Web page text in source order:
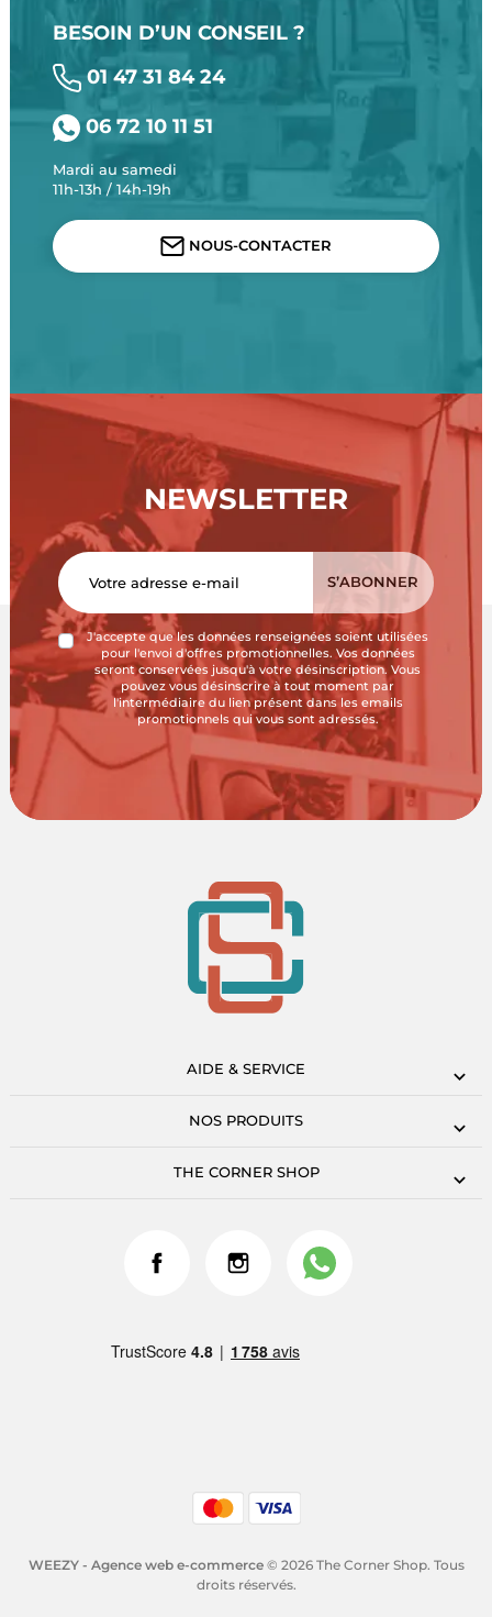
BESOIN D’UN CONSEIL ?
01 47 31 84 24
06 72 10 11 51
Mardi au samedi
11h-13h / 14h-19h
NOUS-CONTACTER
NEWSLETTER
J'accepte que les données renseignées soient utilisées
pour l'envoi d'offres promotionnelles. Vos données
seront conservées jusqu'à votre désinscription. Vous
pouvez vous désinscrire à tout moment par
l'intermédiaire du lien présent dans les emails
promotionnels qui vous sont adressés.
AIDE & SERVICE
NOS PRODUITS
THE CORNER SHOP
WEEZY - Agence web e-commerce© 2026 The Corner Shop. Tous
droits réservés.